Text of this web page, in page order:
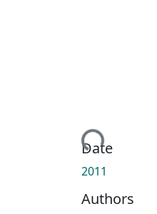
Loading...
Date
2011
Authors